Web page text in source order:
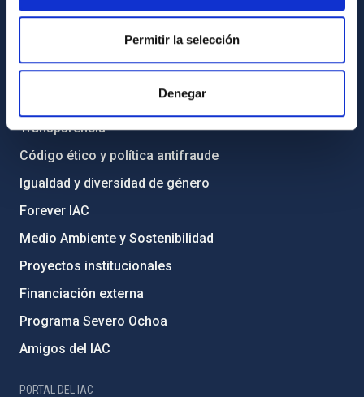
Permitir la selección
Denegar
Registro general
INFORMACIÓN INSTITUCIONAL
Transparencia
Código ético y política antifraude
Igualdad y diversidad de género
Forever IAC
Medio Ambiente y Sostenibilidad
Proyectos institucionales
Financiación externa
Programa Severo Ochoa
Amigos del IAC
PORTAL DEL IAC